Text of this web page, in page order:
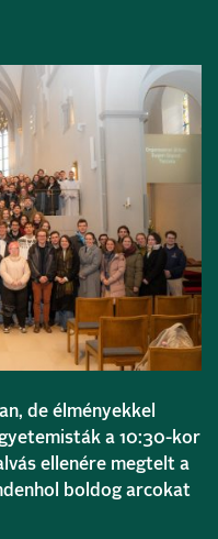
de élményekkel
a 10:30-kor
ellenére megtelt a
boldog arcokat